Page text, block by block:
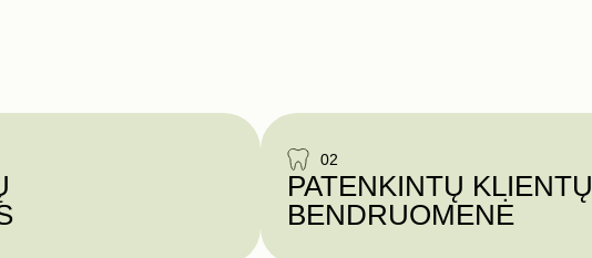
02
PATENKINTŲ KLIENTŲ
BENDRUOMENĖ